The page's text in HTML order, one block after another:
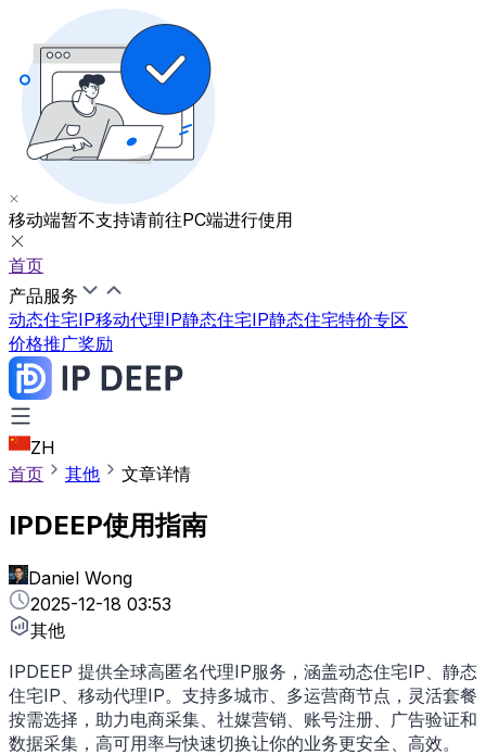
移动端暂不支持请前往PC端进行使用
首页
产品服务
动态住宅IP移动代理IP静态住宅IP静态住宅特价专区
价格推广奖励
ZH
首页
其他 文章详情
IPDEEP使用指南
Daniel Wong
2025-12-18 03:53
其他
IPDEEP 提供全球高匿名代理IP服务，涵盖动态住宅IP、静态
住宅IP、移动代理IP。支持多城市、多运营商节点，灵活套餐
按需选择，助力电商采集、社媒营销、账号注册、广告验证和
数据采集，高可用率与快速切换让你的业务更安全、高效。